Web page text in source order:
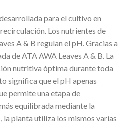
para el cultivo en
Los nutrientes de
A & B regulan el pH. Gracias a
de ATA AWA Leaves A & B. La
nutritiva óptima durante toda
significa que el pH apenas
permite una etapa de
equilibrada mediante la
planta utiliza los mismos varias